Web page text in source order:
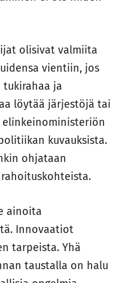
olisivat valmiita
vientiin, jos
ja
löytää järjestöjä tai
kuvauksista.
ohjataan
ainoita
Innovaatiot
tarpeista. Yhä
taustalla on halu